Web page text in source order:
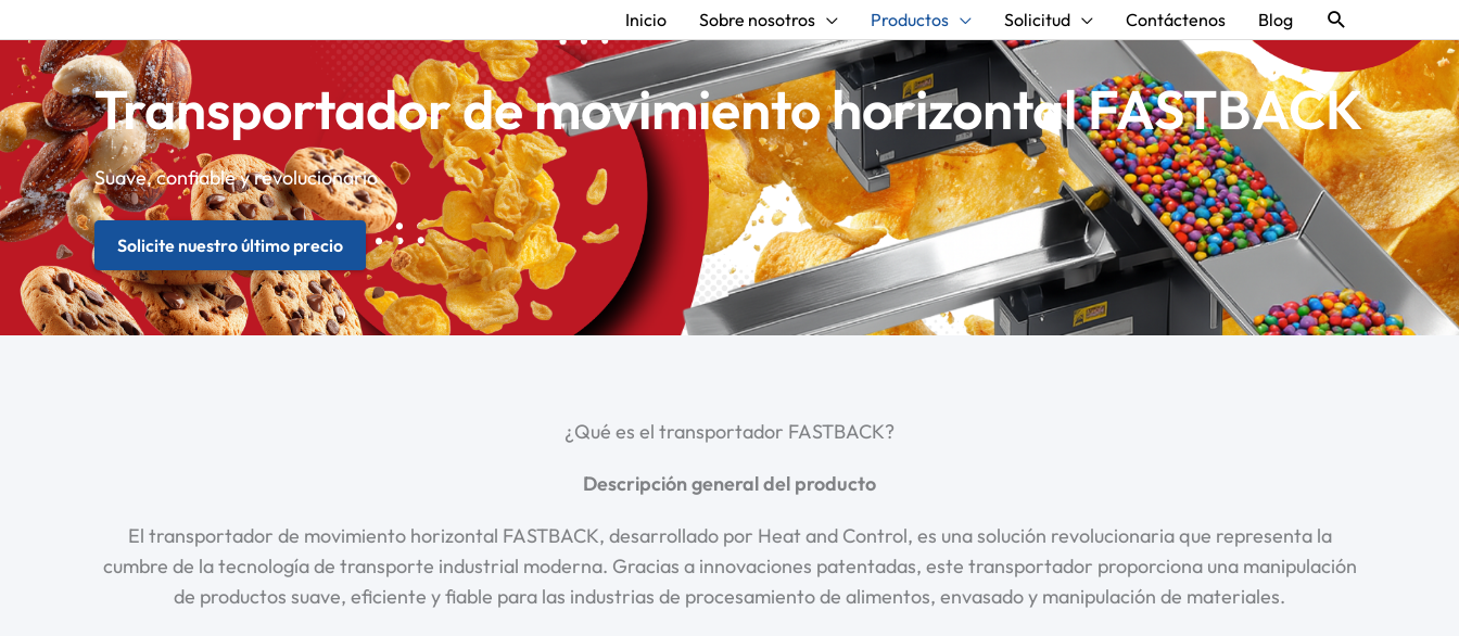
Inicio Sobre nosotros Productos Solicitud Contáctenos Blog Buscar
Transportador de movimiento horizontal FASTBACK
Suave, confiable y revolucionario
Solicite nuestro último precio
¿Qué es el transportador FASTBACK?
Descripción general del producto
El transportador de movimiento horizontal FASTBACK, desarrollado por Heat and Control, es una solución revolucionaria que representa la
cumbre de la tecnología de transporte industrial moderna. Gracias a innovaciones patentadas, este transportador proporciona una manipulación
de productos suave, eficiente y fiable para las industrias de procesamiento de alimentos, envasado y manipulación de materiales.